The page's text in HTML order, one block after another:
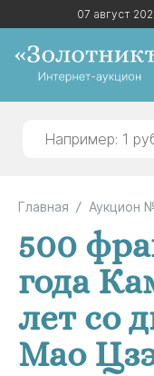
07 август
07 август
Главная Аукцион
500
года
лет со
Мао